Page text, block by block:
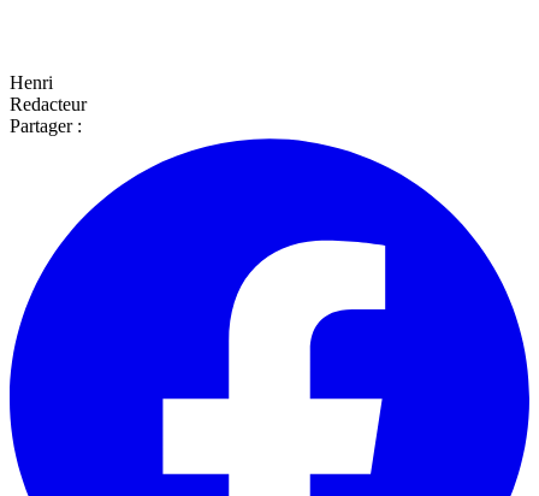
Henri
Redacteur
Partager :